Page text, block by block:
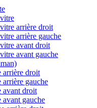
arrière droit
arrière gauche
avant droit
avant gauche
arrière droit
gauche
avant droit
gauche